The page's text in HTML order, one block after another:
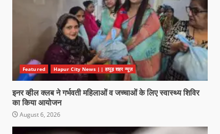
Featured Hapur City News || हापुड़ शहर न्यूज़
इनर व्हील क्लब ने गर्भवती महिलाओं व जच्चाओं के लिए स्वास्थ्य शिविर
का किया आयोजन
August 6, 2026